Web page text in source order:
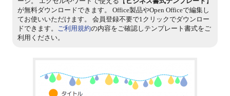
が無料ダウンロードできます。 Office製品やOpen Officeで編集し
てお使いいただけます。 会員登録不要で1クリックでダウンロー
ドできます。 ご利用規約の内容をご確認しテンプレート書式をご
利用ください。